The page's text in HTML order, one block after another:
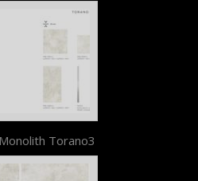
Torano3